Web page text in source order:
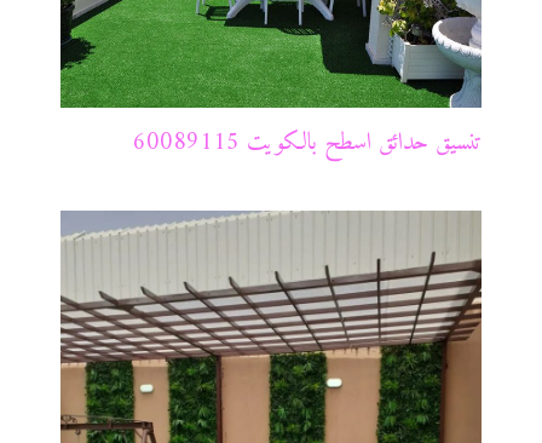
تنسيق حدائق اسطح بالكويت 60089115